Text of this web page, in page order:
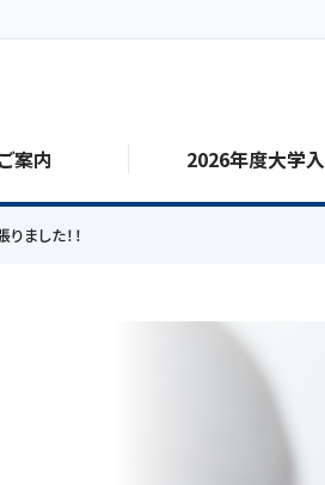
案内 2026年度大学
ました！！